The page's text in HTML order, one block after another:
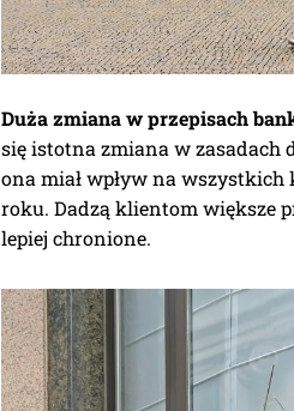
Duża zmiana w przepisach
się istotna zmiana w zasadach
ona miał wpływ na
roku. Dadzą klientom większe
lepiej chronione.